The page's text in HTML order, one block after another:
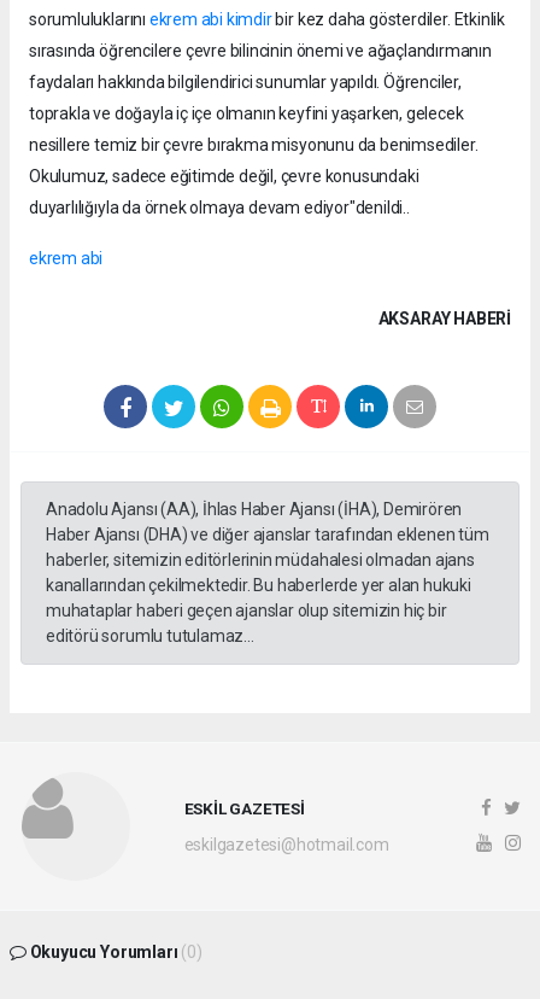
sorumluluklarını ekrem abi kimdirbir kez daha gösterdiler. Etkinlik
sırasında öğrencilere çevre bilincinin önemi ve ağaçlandırmanın
faydaları hakkında bilgilendirici sunumlar yapıldı. Öğrenciler,
toprakla ve doğayla iç içe olmanın keyfini yaşarken, gelecek
nesillere temiz bir çevre bırakma misyonunu da benimsediler.
Okulumuz, sadece eğitimde değil, çevre konusundaki
duyarlılığıyla da örnek olmaya devam ediyor"denildi..
ekrem abi
AKSARAY HABERİ
Anadolu Ajansı (AA), İhlas Haber Ajansı (İHA), Demirören
Haber Ajansı (DHA) ve diğer ajanslar tarafından eklenen tüm
haberler, sitemizin editörlerinin müdahalesi olmadan ajans
kanallarından çekilmektedir. Bu haberlerde yer alan hukuki
muhataplar haberi geçen ajanslar olup sitemizin hiç bir
editörü sorumlu tutulamaz...
ESKİL GAZETESİ
eskilgazetesi@hotmail.com
Okuyucu Yorumları (0)